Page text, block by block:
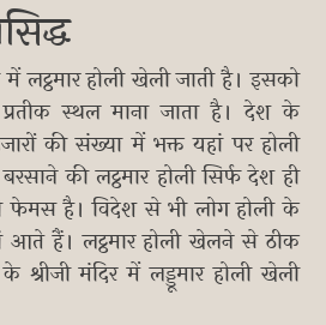
लट्ठमार होली खेली जाती है। इसको
स्थल माना जाता है। देश के
की संख्या में भक्त यहां पर होली
की लट्ठमार होली सिर्फ देश ही
फेमस है। विदेश से भी लोग होली के
हैं। लट्ठमार होली खेलने से ठीक
मंदिर में लड्डूमार होली खेली